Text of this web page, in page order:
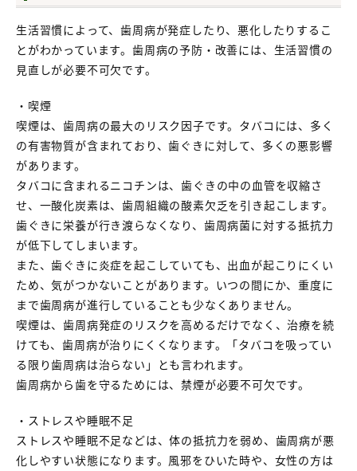
生活習慣によって、歯周病が発症したり、悪化したりするこ
とがわかっています。歯周病の予防・改善には、生活習慣の
見直しが必要不可欠です。
・喫煙
喫煙は、歯周病の最大のリスク因子です。タバコには、多く
の有害物質が含まれており、歯ぐきに対して、多くの悪影響
があります。
タバコに含まれるニコチンは、歯ぐきの中の血管を収縮さ
せ、一酸化炭素は、歯周組織の酸素欠乏を引き起こします。
歯ぐきに栄養が行き渡らなくなり、歯周病菌に対する抵抗力
が低下してしまいます。
また、歯ぐきに炎症を起こしていても、出血が起こりにくい
ため、気がつかないことがあります。いつの間にか、重度に
まで歯周病が進行していることも少なくありません。
喫煙は、歯周病発症のリスクを高めるだけでなく、治療を続
けても、歯周病が治りにくくなります。「タバコを吸ってい
る限り歯周病は治らない」とも言われます。
歯周病から歯を守るためには、禁煙が必要不可欠です。
・ストレスや睡眠不足
ストレスや睡眠不足などは、体の抵抗力を弱め、歯周病が悪
化しやすい状態になります。風邪をひいた時や、女性の方は